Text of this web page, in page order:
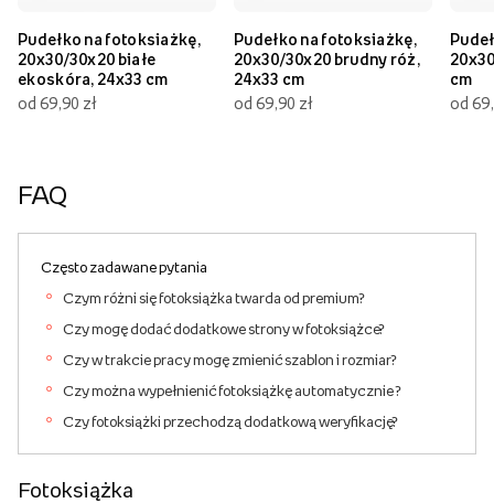
Pudełko na fotoksiażkę,
20x30/30x20 białe
ekoskóra, 24x33 cm
od 69,90 zł
Pudełko na fotoksiażkę,
20x30/30x20 brudny róż,
24x33 cm
od 69,90 zł
cm
od
FAQ
Często zadawane pytania
Czym różni się fotoksiążka twarda od premium?
Czy mogę dodać dodatkowe strony w fotoksiążce?
Czy w trakcie pracy mogę zmienić szablon i rozmiar?
Czy można wypełnienić fotoksiążkę automatycznie ?
Czy fotoksiążki przechodzą dodatkową weryfikację?
Fotoksiążka